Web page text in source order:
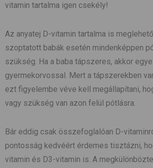
vitamin tartalma igen csekély!
Az anyatej D-vitamin tartalma is
szoptatott babák esetén mindenképpen
szükség. Ha a baba tápszeres, akkor
gyermekorvossal. Mert a tápszerekben
ezt figyelembe véve kell megállapítani,
vagy szükség van azon felül pótlásra.
Bár eddig csak összefoglalóan D-
pontosság kedvéért érdemes tisztázni,
vitamin és D3-vitamin is. A